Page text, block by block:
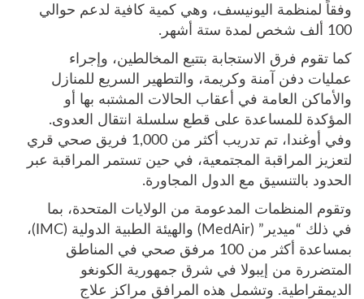
وفقاً لمنظمة اليونيسف، وهي كمية كافية لدعم حوالي
100 ألف شخص لمدة ستة أشهر.
كما تقوم فرق الاستجابة بتتبع المخالطين، وإجراء
عمليات دفن آمنة وكريمة، والتطهير السريع للمنازل
والأماكن العامة في أعقاب الحالات المشتبه بها أو
المؤكدة للمساعدة على قطع سلسلة انتقال العدوى.
وفي أوغندا، تم تدريب أكثر من 1,000 فريق صحي قري
لتعزيز المراقبة المجتمعية، في حين تستمر المراقبة عبر
الحدود بالتنسيق مع الدول المجاورة.
وتقوم المنظمات المدعومة من الولايات المتحدة، بما
في ذلك “ميدير” (MedAir) والهيئة الطبية الدولية (IMC)،
بمساعدة أكثر من 100 مرفق صحي في المناطق
المتضررة من إيبولا في شرق جمهورية الكونغو
الديمقراطية. وتشمل هذه المرافق مراكز علاج